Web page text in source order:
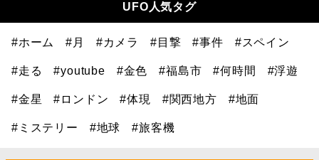
UFO人気タグ
#ホーム #月 #カメラ #目撃 #事件 #スペイン
#走る #youtube #金色 #福島市 #何時間 #浮遊
#金星 #ロンドン #体現 #関西地方 #地面
#ミステリー #地球 #旅客機